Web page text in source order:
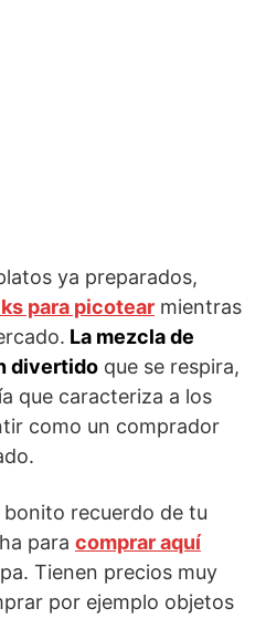
ya preparados,
para picotear mientras
La mezcla de
divertido que se respira,
que caracteriza a los
como un comprador
recuerdo de tu
para comprar aquí
Tienen precios muy
por ejemplo objetos